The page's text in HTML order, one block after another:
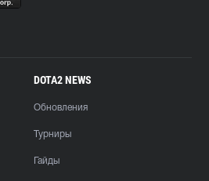
DOTA2 NEWS
Обновления
Турниры
Гайды